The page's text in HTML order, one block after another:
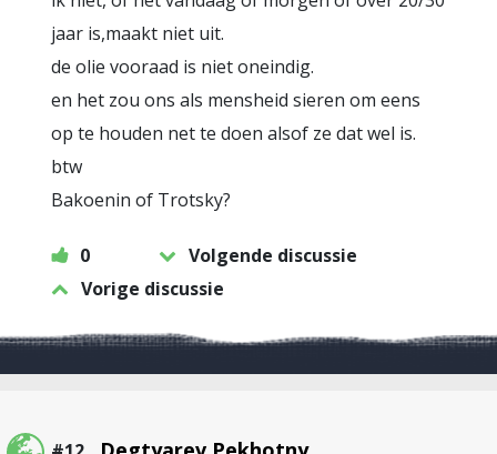
jaar is,maakt niet uit.
de olie vooraad is niet oneindig.
en het zou ons als mensheid sieren om eens
op te houden net te doen alsof ze dat wel is.
btw
Bakoenin of Trotsky?
0
Volgende discussie
Vorige discussie